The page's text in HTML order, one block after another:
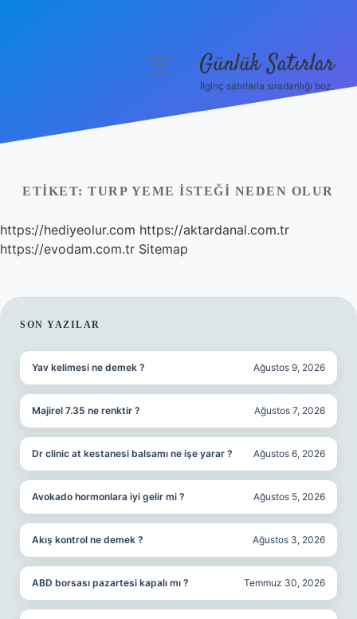
Yasal Uyarı
Hakkımızda
menüyü Günlük Satırlar
İlginç satırlarla sıradanlığı boz.
ETIKET: TURP YEME ISTEĞI NEDEN OLUR
https://hediyeolur.com https://aktardanal.com.tr
https://evodam.com.tr Sitemap
SIDEBAR
SON YAZILAR
Yav kelimesi ne demek ? Ağustos 9, 2026
Majirel 7.35 ne renktir ? Ağustos 7, 2026
Dr clinic at kestanesi balsamı ne işe yarar ? Ağustos 6, 2026
Avokado hormonlara iyi gelir mi ? Ağustos 5, 2026
Akış kontrol ne demek ? Ağustos 3, 2026
ABD borsası pazartesi kapalı mı ? Temmuz 30, 2026